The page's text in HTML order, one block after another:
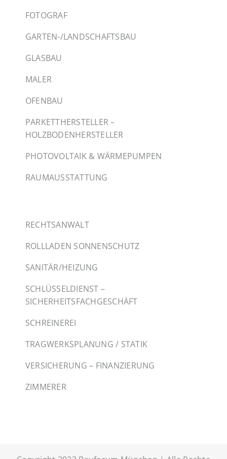
FOTOGRAF
GARTEN-/LANDSCHAFTSBAU
GLASBAU
MALER
OFENBAU
PARKETTHERSTELLER –
HOLZBODENHERSTELLER
PHOTOVOLTAIK & WÄRMEPUMPEN
RAUMAUSSTATTUNG
RECHTSANWALT
ROLLLADEN SONNENSCHUTZ
SANITÄR/HEIZUNG
SCHLÜSSELDIENST –
SICHERHEITSFACHGESCHÄFT
SCHREINEREI
TRAGWERKSPLANUNG / STATIK
VERSICHERUNG – FINANZIERUNG
ZIMMERER